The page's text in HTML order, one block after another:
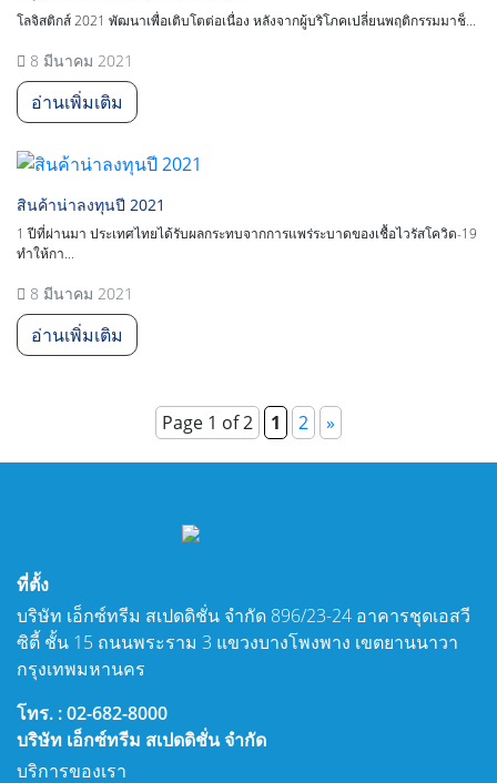
โลจิสติกส์ 2021 พัฒนาเพื่อเติบโตต่อเนื่อง หลังจากผู้บริโภคเปลี่ยนพฤติกรรมมาช็...
8 มีนาคม 2021
อ่านเพิ่มเติม
สินค้าน่าลงทุนปี 2021
1 ปีที่ผ่านมา ประเทศไทยได้รับผลกระทบจากการแพร่ระบาดของเชื้อไวรัสโควิด-19
ทำให้กา...
8 มีนาคม 2021
อ่านเพิ่มเติม
Page 1 of 2 1 2 »
ที่ตั้ง
บริษัท เอ็กซ์ทรีม สเปดดิชั่น จำกัด 896/23-24 อาคารชุดเอสวี
ซิตี้ ชั้น 15 ถนนพระราม 3 แขวงบางโพงพาง เขตยานนาวา
กรุงเทพมหานคร
โทร. : 02-682-8000
บริษัท เอ็กซ์ทรีม สเปดดิชั่น จำกัด
บริการของเรา